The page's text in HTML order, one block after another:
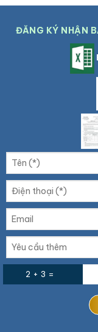
ĐĂNG KÝ NHẬN
2 + 3 =